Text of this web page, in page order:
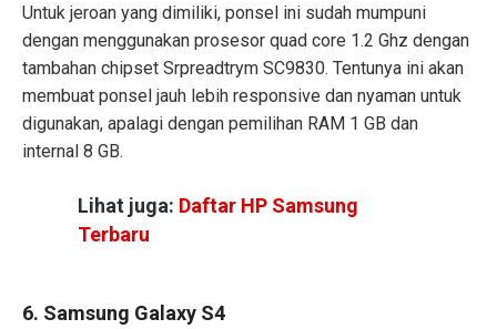
Untuk jeroan yang dimiliki, ponsel ini sudah mumpuni
dengan menggunakan prosesor quad core 1.2 Ghz dengan
tambahan chipset Srpreadtrym SC9830. Tentunya ini akan
membuat ponsel jauh lebih responsive dan nyaman untuk
digunakan, apalagi dengan pemilihan RAM 1 GB dan
internal 8 GB.
Lihat juga: Daftar HP Samsung
Terbaru
6. Samsung Galaxy S4